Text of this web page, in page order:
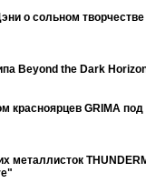
о сольном
Beyond the Dark
красноярцев GRIMA под
металлисток